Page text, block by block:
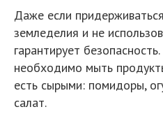
Даже если
земледелия и не
гарантирует
необходимо мыть
есть сырыми: помидоры,
салат.